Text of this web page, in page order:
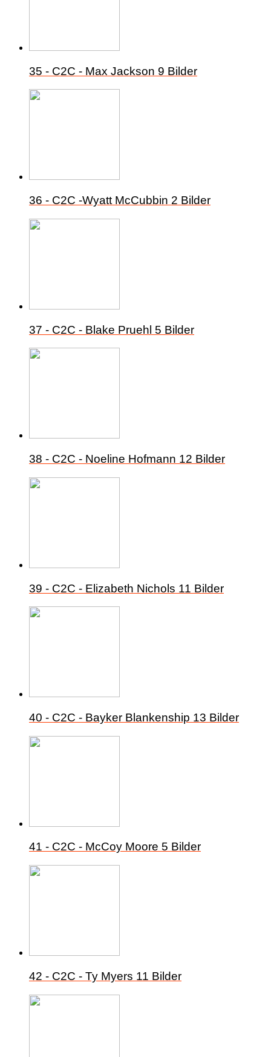
35 - C2C - Max Jackson 9 Bilder
36 - C2C -Wyatt McCubbin 2 Bilder
37 - C2C - Blake Pruehl 5 Bilder
38 - C2C - Noeline Hofmann 12 Bilder
39 - C2C - Elizabeth Nichols 11 Bilder
40 - C2C - Bayker Blankenship 13 Bilder
41 - C2C - McCoy Moore 5 Bilder
42 - C2C - Ty Myers 11 Bilder